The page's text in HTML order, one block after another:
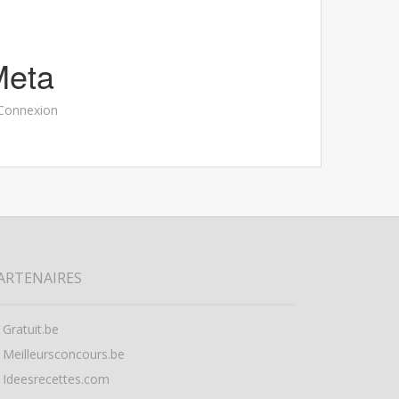
Gratuit.be
Meilleursconcours.be
Ideesrecettes.com